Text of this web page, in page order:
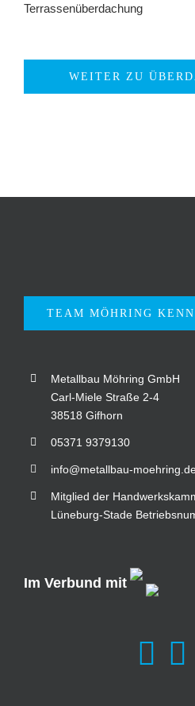
Terrassenüberdachung
WEITER ZU
TEAM MÖHRING
Metallbau Möhring GmbH
Carl-Miele Straße 2-4
38518 Gifhorn
05371 9379130
info@metallbau-
Mitglied der
Lüneburg-Stade
Im Verbund mit